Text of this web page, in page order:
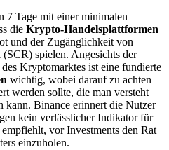
7 Tage mit einer minimalen
die Krypto-Handelsplattformen
und der Zugänglichkeit von
spielen. Angesichts der
Kryptomarktes ist eine fundierte
wichtig, wobei darauf zu achten
werden sollte, die man versteht
kann. Binance erinnert die Nutzer
kein verlässlicher Indikator für
vor Investments den Rat
einzuholen.